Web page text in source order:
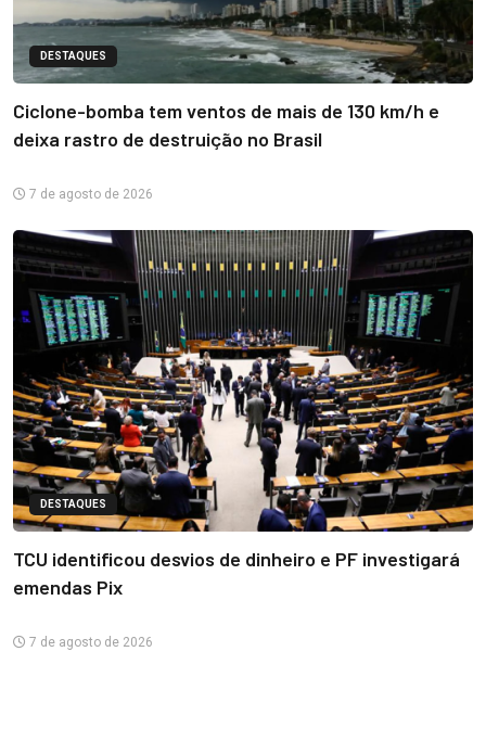
DESTAQUES
Ciclone-bomba tem ventos de mais de 130 km/h e
deixa rastro de destruição no Brasil
7 de agosto de 2026
DESTAQUES
TCU identificou desvios de dinheiro e PF investigará
emendas Pix
7 de agosto de 2026